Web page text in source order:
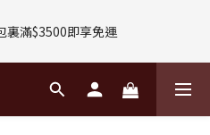
售完不補)
滿$3500即享免運
3件 贈 $188購物金